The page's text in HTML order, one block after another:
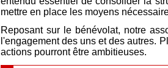
mettre en place les moyens
Reposant sur le bénévolat, notre
l'engagement des uns et des autres.
actions pourront être ambitieuses.